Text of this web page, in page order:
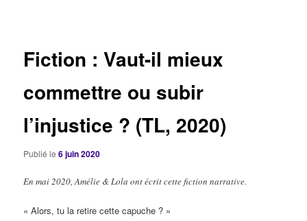
Fiction : Vaut-il mieux
commettre ou subir
l’injustice ? (TL, 2020)
Publié le6 juin 2020
En mai 2020, Amélie & Lola ont écrit cette fiction narrative.
« Alors, tu la retire cette capuche ? »